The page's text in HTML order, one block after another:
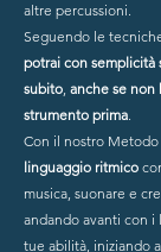
altre percussioni.
Seguendo le
potrai con semplicità
subito, anche se non
strumento prima.
Con il nostro
linguaggio ritmico
musica, suonare e
andando avanti con
tue abilità, iniziando